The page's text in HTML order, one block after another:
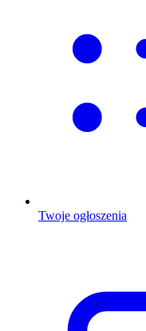
Twoje ogłoszenia